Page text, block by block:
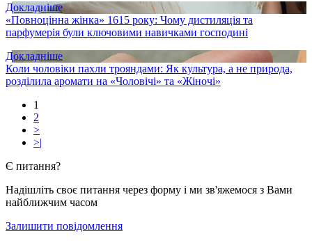
Докладніше
«Повноцінна жінка» 1615 року: Чому дистиляція та
парфумерія були ключовими навичками господині
Докладніше
Коли чоловіки пахли трояндами: Як культура, а не природа,
розділила аромати на «Чоловічі» та «Жіночі»
1
2
>
>|
Є питання?
Надішліть своє питання через форму і ми зв'яжемося з Вами
найближчим часом
Залишити повідомлення